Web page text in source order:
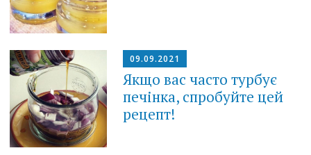
09.09.2021
Якщо вас часто турбує
печінка, спробуйте цей
рецепт!